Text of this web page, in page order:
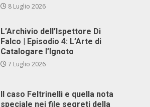
8 Luglio 2026
L’Archivio dell’Ispettore Di
Falco | Episodio 4: L’Arte di
Catalogare l’Ignoto
7 Luglio 2026
Il caso Feltrinelli e quella nota
speciale nei file segreti della